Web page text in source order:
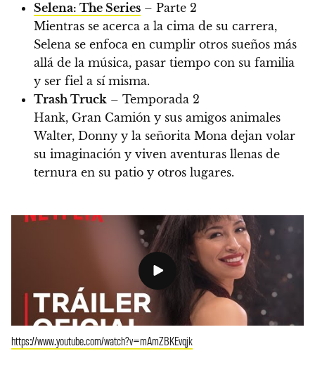
Selena: The Series – Parte 2
Mientras se acerca a la cima de su carrera,
Selena se enfoca en cumplir otros sueños más
allá de la música, pasar tiempo con su familia
y ser fiel a sí misma.
Trash Truck – Temporada 2
Hank, Gran Camión y sus amigos animales
Walter, Donny y la señorita Mona dejan volar
su imaginación y viven aventuras llenas de
ternura en su patio y otros lugares.
https://www.youtube.com/watch?v=mAmZBKEvqjk